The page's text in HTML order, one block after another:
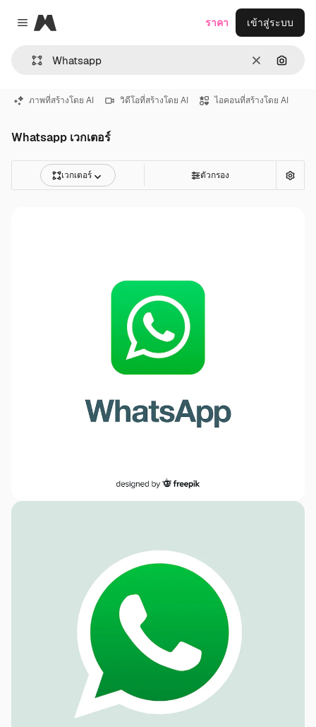
Close menu
Magnific
ชัดเจนค้นหา
ราคา เข้าสู่ระบบ
ภาพที่สร้างโดย AI วิดีโอที่สร้างโดย AI ไอคอนที่สร้างโดย AI
Whatsapp เวกเตอร์
เวกเตอร์ ตัวกรอง